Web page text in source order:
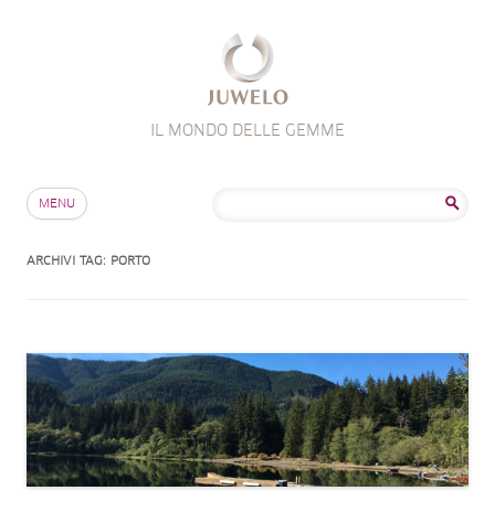
IL MONDO DELLE GEMME
MENU
ARCHIVI TAG: PORTO